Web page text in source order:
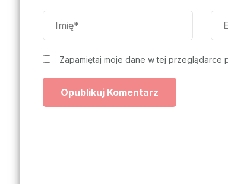
Zapamiętaj moje dane w tej przeglądarce